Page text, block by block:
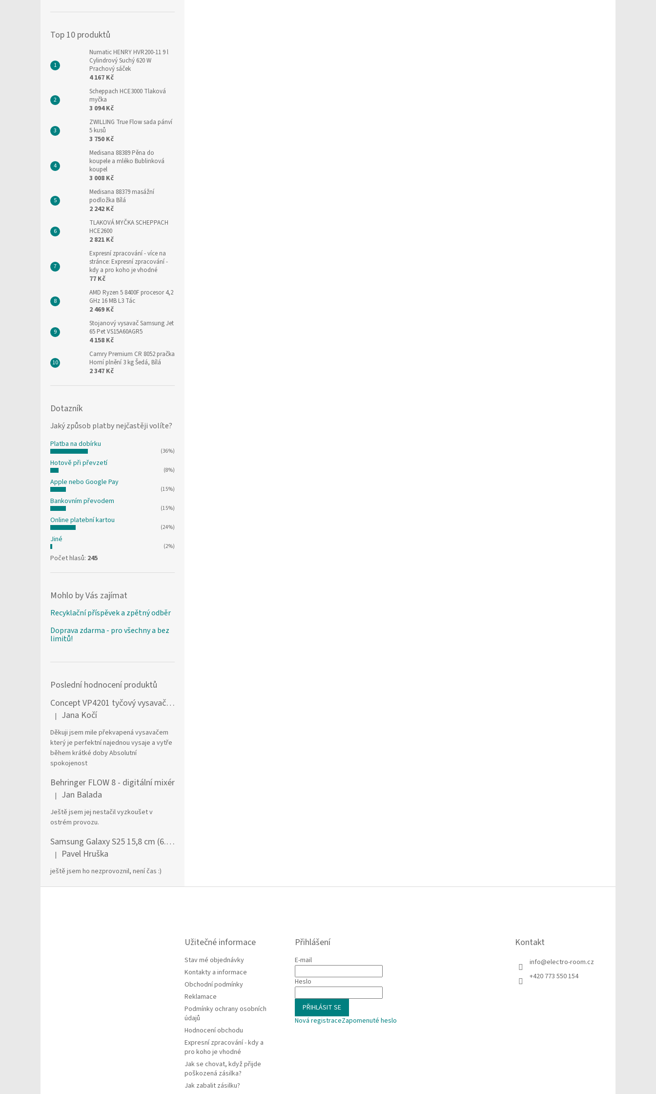
Top 10 produktů
Numatic HENRY HVR200-11 9 l
Cylindrový Suchý 620 W
Prachový sáček
4 167 Kč
Scheppach HCE3000 Tlaková
myčka
3 094 Kč
ZWILLING True Flow sada pánví
5 kusů
3 750 Kč
Medisana 88389 Pěna do
koupele a mléko Bublinková
koupel
3 008 Kč
Medisana 88379 masážní
podložka Bílá
2 242 Kč
TLAKOVÁ MYČKA SCHEPPACH
HCE2600
2 821 Kč
Expresní zpracování- více na
stránce: Expresní zpracování -
kdy a pro koho je vhodné
77 Kč
AMD Ryzen 5 8400F procesor 4,2
GHz 16 MB L3 Tác
2 469 Kč
Stojanový vysavač Samsung Jet
65 Pet VS15A60AGR5
4 158 Kč
Camry Premium CR 8052 pračka
Horní plnění 3 kg Šedá, Bílá
2 347 Kč
Dotazník
Jaký způsob platby nejčastěji volíte?
Platba na dobírku
(36%)
Hotově při převzetí
(8%)
Apple nebo Google Pay
(15%)
Bankovním převodem
(15%)
Online platební kartou
(24%)
Jiné
(2%)
Počet hlasů: 245
Mohlo by Vás zajímat
Recyklační příspěvek a zpětný odběr
Doprava zdarma - pro všechny a bez
limitů!
Poslední hodnocení produktů
Concept VP4201 tyčový vysavač / elektrický smeták Tyčový vysavač 2 v 1 AC Suché a mokré Bezsáčkové 0,6 l 90 W Černá, Stříbrná
Hodnocení produktu je 5 z 5 hvězdiček.
| Jana Kočí
Děkuji jsem mile překvapená vysavačem
který je perfektní najednou vysaje a vytře
během krátké doby Absolutní
spokojenost
Behringer FLOW 8 - digitální mixér
Hodnocení produktu je 5 z 5 hvězdiček.
| Jan Balada
Ještě jsem jej nestačil vyzkoušet v
ostrém provozu.
Samsung Galaxy S25 15,8 cm (6.2") Dual SIM Android 15 5G USB typu C 12 GB 256 GB 4000 mAh Námořnická modrá
Hodnocení produktu je 1 z 5 hvězdiček.
| Pavel Hruška
ještě jsem ho nezprovoznil, není čas :)
Užitečné informace
Stav mé objednávky
Kontakty a informace
Obchodní podmínky
Reklamace
Podmínky ochrany osobních
údajů
Hodnocení obchodu
Expresní zpracování - kdy a
pro koho je vhodné
Jak se chovat, když přijde
poškozená zásilka?
Jak zabalit zásilku?
Přihlášení
E-mail
Heslo
PŘIHLÁSIT SE
Nová registraceZapomenuté heslo
Kontakt
info@electro-room.cz
+420 773 550 154